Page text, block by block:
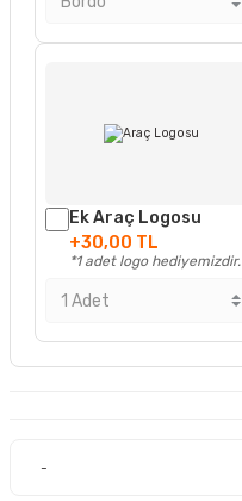
Ek Araç Logosu
+30,00 TL
*1 adet logo hediyemizdir.
-